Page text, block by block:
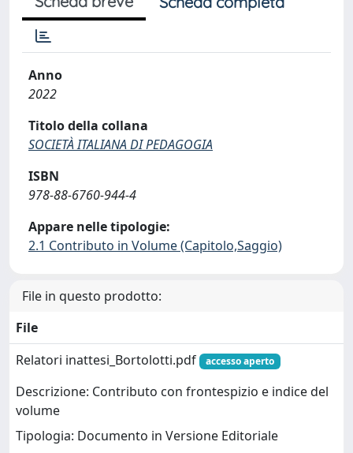
Anno
2022
Titolo della collana
SOCIETÀ ITALIANA DI PEDAGOGIA
ISBN
978-88-6760-944-4
Appare nelle tipologie:
2.1 Contributo in Volume (Capitolo,Saggio)
File in questo prodotto:
File
Relatori inattesi_Bortolotti.pdf
accesso aperto
Descrizione: Contributo con frontespizio e indice del
volume
Tipologia: Documento in Versione Editoriale